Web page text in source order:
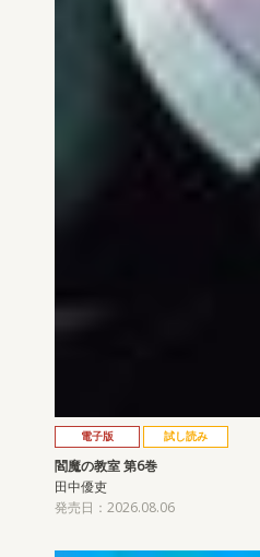
電子版 試し読み
閻魔の教室 第6巻
田中優吏
発売日：2026.08.06